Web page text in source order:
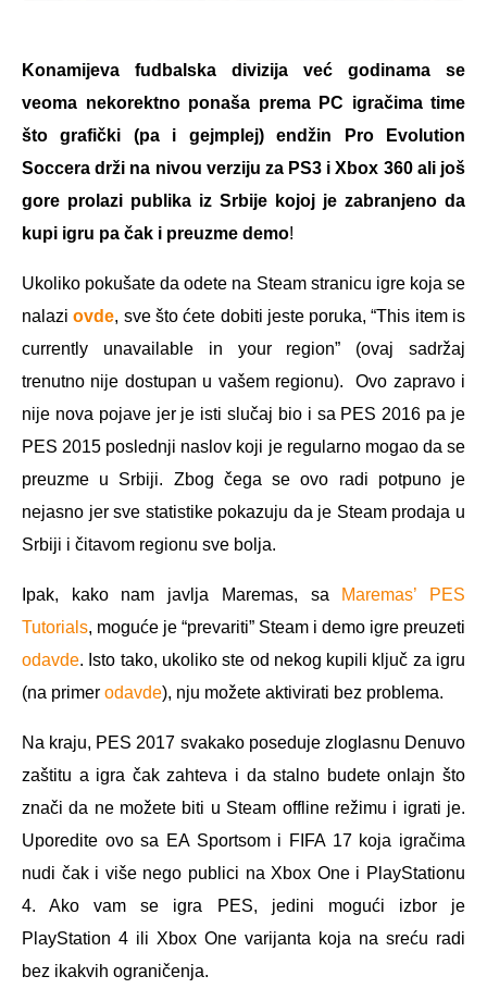
Konamijeva fudbalska divizija već godinama se
veoma nekorektno ponaša prema PC igračima time
što grafički (pa i gejmplej) endžin Pro Evolution
Soccera drži na nivou verziju za PS3 i Xbox 360 ali još
gore prolazi publika iz Srbije kojoj je zabranjeno da
kupi igru pa čak i preuzme demo!
Ukoliko pokušate da odete na Steam stranicu igre koja se
nalaziovde, sve što ćete dobiti jeste poruka, “This item is
currently unavailable in your region” (ovaj sadržaj
trenutno nije dostupan u vašem regionu). Ovo zapravo i
nije nova pojave jer je isti slučaj bio i sa PES 2016 pa je
PES 2015 poslednji naslov koji je regularno mogao da se
preuzme u Srbiji. Zbog čega se ovo radi potpuno je
nejasno jer sve statistike pokazuju da je Steam prodaja u
Srbiji i čitavom regionu sve bolja.
Ipak, kako nam javlja Maremas, sa
Maremas’ PES
Tutorials, moguće je “prevariti” Steam i demo igre preuzeti
odavde. Isto tako, ukoliko ste od nekog kupili ključ za igru
(na primer odavde), nju možete aktivirati bez problema.
Na kraju, PES 2017 svakako poseduje zloglasnu Denuvo
zaštitu a igra čak zahteva i da stalno budete onlajn što
znači da ne možete biti u Steam offline režimu i igrati je.
Uporedite ovo sa EA Sportsom i FIFA 17 koja igračima
nudi čak i više nego publici na Xbox One i PlayStationu
4. Ako vam se igra PES, jedini mogući izbor je
PlayStation 4 ili Xbox One varijanta koja na sreću radi
bez ikakvih ograničenja.